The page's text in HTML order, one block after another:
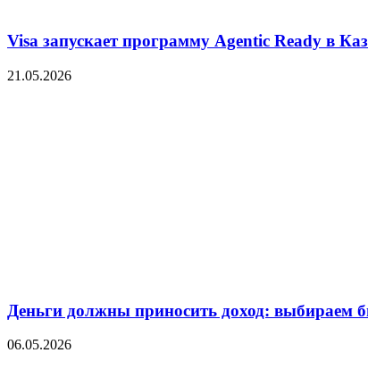
Visa запускает программу Agentic Ready в
21.05.2026
Деньги должны приносить доход: выбираем
06.05.2026